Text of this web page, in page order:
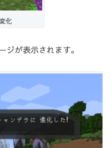
化
ジが表示されます。